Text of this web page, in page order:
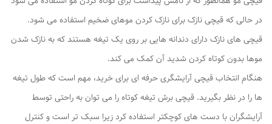
در حالی که قیچی نازک برای نازک کردن موهای ضخیم استفاده می شود.
قیچی های نازک دارای دندانه هایی بر روی یک تیغه هستند که به نازک شدن
موها بدون کوتاه کردن شدید آن کمک می کند.
هنگام انتخاب قیچی آرایشگری حرفه ای برای خرید، مهم است که طول تیغه
ها را در نظر بگیرید. قیچی برش تیغه کوتاه را می توان به راحتی توسط
آرایشگران با دست های کوچکتر استفاده کرد زیرا سبک تر است و کنترل